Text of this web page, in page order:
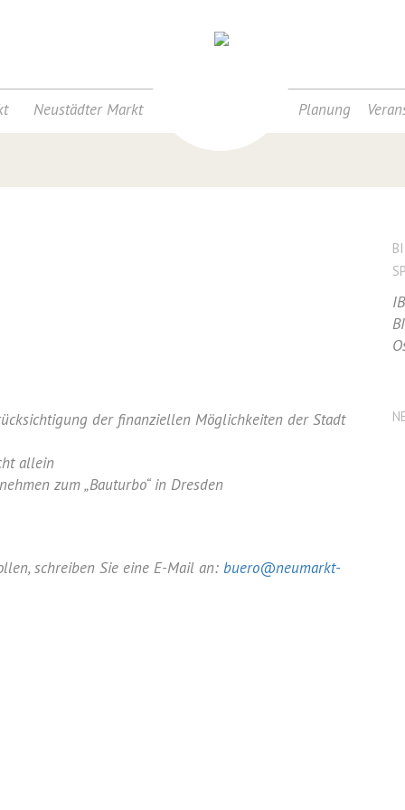
Neustädter Markt Planung
der finanziellen Möglichkeiten der Stadt
allein
zum „Bauturbo“ in Dresden
schreiben Sie eine E-Mail an: buero@neumarkt-